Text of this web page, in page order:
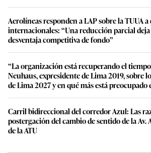
Aerolíneas responden a LAP sobre la TUUA a
internacionales: “Una reducción parcial
desventaja competitiva de fondo”
“La organización está recuperando el
Neuhaus, expresidente de Lima 2019, sobre
de Lima 2027 y en qué más está preocupado
Carril bidireccional del corredor Azul: Las
postergación del cambio de sentido de la Av.
de la ATU